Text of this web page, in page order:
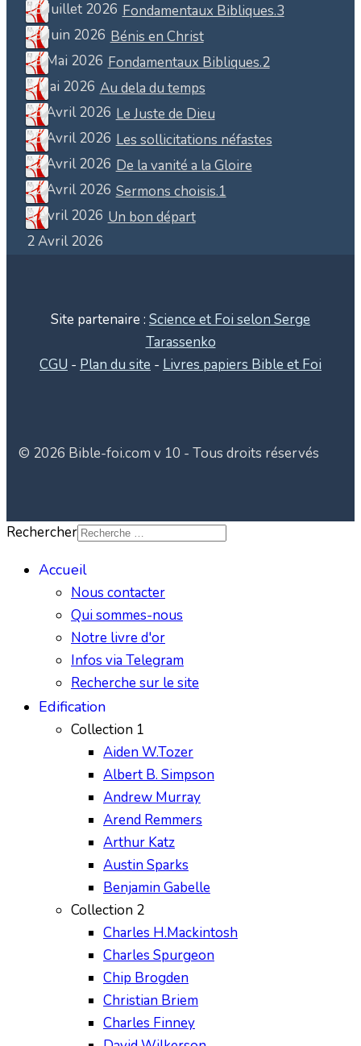
18 Juillet 2026 Fondamentaux Bibliques.3
29 Juin 2026 Bénis en Christ
19 Mai 2026 Fondamentaux Bibliques.2
5 Mai 2026 Au dela du temps
25 Avril 2026 Le Juste de Dieu
25 Avril 2026 Les sollicitations néfastes
22 Avril 2026 De la vanité a la Gloire
22 Avril 2026 Sermons choisis.1
8 Avril 2026 Un bon départ
2 Avril 2026
Site partenaire : Science et Foi selon Serge
Tarassenko
CGU - Plan du site - Livres papiers Bible et Foi
© 2026 Bible-foi.com v 10 - Tous droits réservés
Rechercher
Accueil
Nous contacter
Qui sommes-nous
Notre livre d'or
Infos via Telegram
Recherche sur le site
Edification
Collection 1
Aiden W.Tozer
Albert B. Simpson
Andrew Murray
Arend Remmers
Arthur Katz
Austin Sparks
Benjamin Gabelle
Collection 2
Charles H.Mackintosh
Charles Spurgeon
Chip Brogden
Christian Briem
Charles Finney